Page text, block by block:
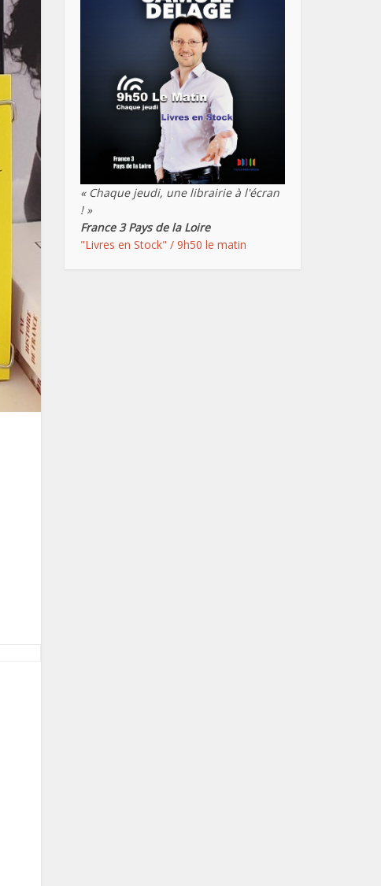
« Chaque jeudi, une librairie à l'écran
! »
France 3 Pays de la Loire
"Livres en Stock" / 9h50 le matin